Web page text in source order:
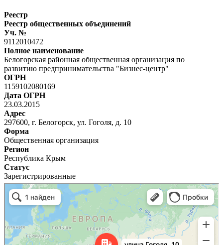
Реестр
Реестр общественных объединений
Уч. №
9112010472
Полное наименование
Белогорская районная общественная организация по
развитию предпринимательства "Бизнес-центр"
ОГРН
1159102080169
Дата ОГРН
23.03.2015
Адрес
297600, г. Белогорск, ул. Гоголя, д. 10
Форма
Общественная организация
Регион
Республика Крым
Статус
Зарегистрированные